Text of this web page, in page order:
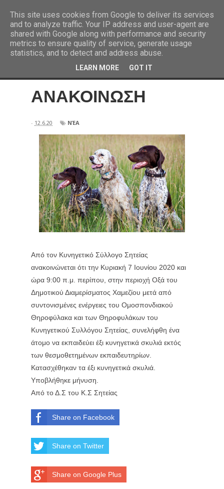
ΑΝΑΚΟΙΝΩΣΗ
- 12.6.20 ΝΈΑ
Από τον Κυνηγετικό Σύλλογο Σητείας
ανακοινώνεται ότι την Κυριακή 7 Ιουνίου 2020 και
ώρα 9:00 π.μ. περίπου, στην περιοχή Οξά του
Δημοτικού Διαμερίσματος Χαμεζίου μετά από
συντονισμένες ενέργειες του Ομοσπονδιακού
Θηροφύλακα και των Θηροφυλάκων του
Κυνηγετικού Συλλόγου Σητείας, συνελήφθη ένα
άτομο να εκπαιδεύει έξι κυνηγετικά σκυλιά εκτός
των θεσμοθετημένων εκπαιδευτηρίων.
Κατασχέθηκαν τα έξι κυνηγετικά σκυλιά.
Υποβλήθηκε μήνυση.
Από το Δ.Σ του Κ.Σ Σητείας
Share on Facebook
Share on Twitter
Share on Google Plus
This site uses cookies from Google to deliver its services
and to analyze traffic. Your IP address and user-agent are
shared with Google along with performance and security
metrics to ensure quality of service, generate usage
statistics, and to detect and address abuse.
LEARN MORE GOT IT